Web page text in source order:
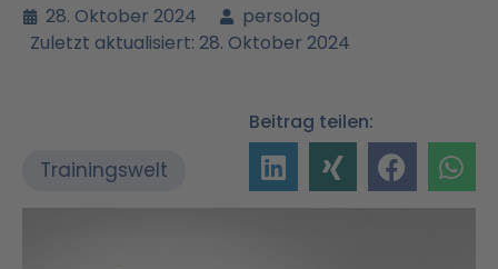
28. Oktober 2024
persolog
Zuletzt aktualisiert: 28. Oktober 2024
Trainingswelt
Beitrag teilen: